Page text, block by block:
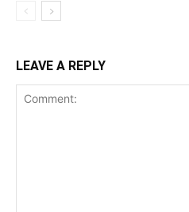
LEAVE A REPLY